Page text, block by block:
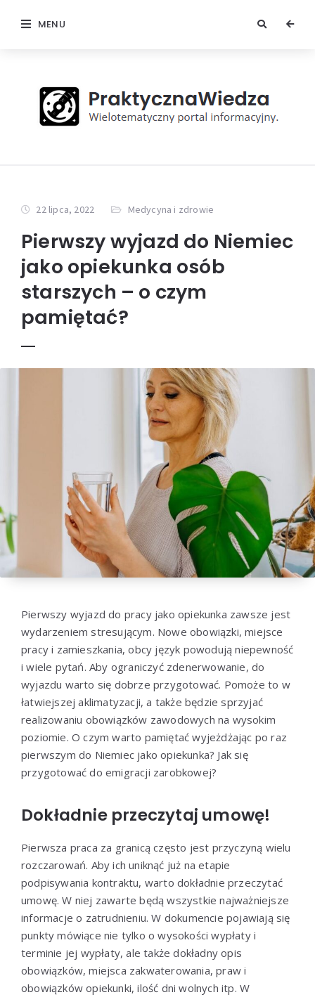
MENU
22 lipca, 2022 Medycyna i zdrowie
Pierwszy wyjazd do Niemiec
jako opiekunka osób
starszych – o czym
pamiętać?
Pierwszy wyjazd do pracy jako opiekunka zawsze jest
wydarzeniem stresującym. Nowe obowiązki, miejsce
pracy i zamieszkania, obcy język powodują niepewność
i wiele pytań. Aby ograniczyć zdenerwowanie, do
wyjazdu warto się dobrze przygotować. Pomoże to w
łatwiejszej aklimatyzacji, a także będzie sprzyjać
realizowaniu obowiązków zawodowych na wysokim
poziomie. O czym warto pamiętać wyjeżdżając po raz
pierwszym do Niemiec jako opiekunka? Jak się
przygotować do emigracji zarobkowej?
Dokładnie przeczytaj umowę!
Pierwsza praca za granicą często jest przyczyną wielu
rozczarowań. Aby ich uniknąć już na etapie
podpisywania kontraktu, warto dokładnie przeczytać
umowę. W niej zawarte będą wszystkie najważniejsze
informacje o zatrudnieniu. W dokumencie pojawiają się
punkty mówiące nie tylko o wysokości wypłaty i
terminie jej wypłaty, ale także dokładny opis
obowiązków, miejsca zakwaterowania, praw i
obowiązków opiekunki, ilość dni wolnych itp. W